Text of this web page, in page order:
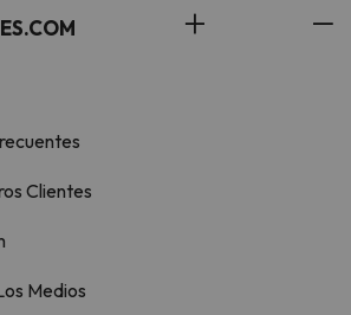
cocina y el menaje limpio y
los residuos en los contenedores
la fianza como penalización.
Clientes
Medios